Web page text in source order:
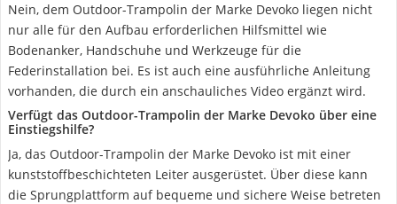
Nein, dem Outdoor-Trampolin der Marke Devoko liegen nicht
nur alle für den Aufbau erforderlichen Hilfsmittel wie
Bodenanker, Handschuhe und Werkzeuge für die
Federinstallation bei. Es ist auch eine ausführliche Anleitung
vorhanden, die durch ein anschauliches Video ergänzt wird.
Verfügt das Outdoor-Trampolin der Marke Devoko über eine
Einstiegshilfe?
Ja, das Outdoor-Trampolin der Marke Devoko ist mit einer
kunststoffbeschichteten Leiter ausgerüstet. Über diese kann
die Sprungplattform auf bequeme und sichere Weise betreten